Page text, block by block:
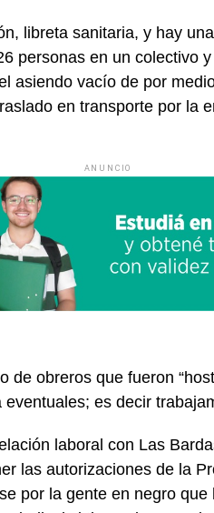
libreta sanitaria, y hay
personas en un colectivo
asiendo vacío de por
en transporte por la
ANUNCIO
de obreros que fueron
es decir
laboral con Las
las autorizaciones de la
por la gente en negro